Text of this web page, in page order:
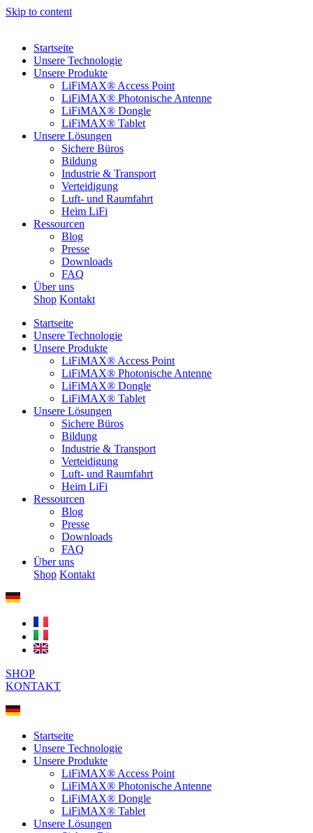
Skip to content
Startseite
Unsere Technologie
Unsere Produkte
LiFiMAX® Access Point
LiFiMAX® Photonische Antenne
LiFiMAX® Dongle
LiFiMAX® Tablet
Unsere Lösungen
Sichere Büros
Bildung
Industrie & Transport
Verteidigung
Luft- und Raumfahrt
Heim LiFi
Ressourcen
Blog
Presse
Downloads
FAQ
Über uns
Shop Kontakt
Startseite
Unsere Technologie
Unsere Produkte
LiFiMAX® Access Point
LiFiMAX® Photonische Antenne
LiFiMAX® Dongle
LiFiMAX® Tablet
Unsere Lösungen
Sichere Büros
Bildung
Industrie & Transport
Verteidigung
Luft- und Raumfahrt
Heim LiFi
Ressourcen
Blog
Presse
Downloads
FAQ
Über uns
Shop Kontakt
SHOP
KONTAKT
Startseite
Unsere Technologie
Unsere Produkte
LiFiMAX® Access Point
LiFiMAX® Photonische Antenne
LiFiMAX® Dongle
LiFiMAX® Tablet
Unsere Lösungen